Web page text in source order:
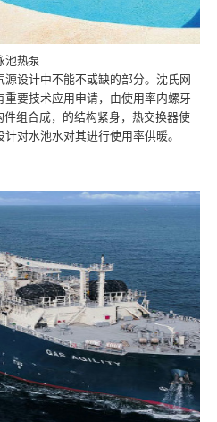
池热泵
设计中不能不或缺的部分。沈氏网
要技术应用申请，由使用率内螺牙
组合成，的结构紧身，热交换器使
对水池水对其进行使用率供暖。